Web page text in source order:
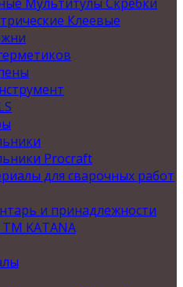
Клеевые
Procraft
для сварочных работ
и принадлежности
KATANA